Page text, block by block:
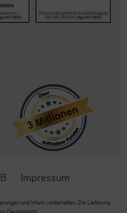
Impressum
und Irrtum vorbehalten. Die Lieferung